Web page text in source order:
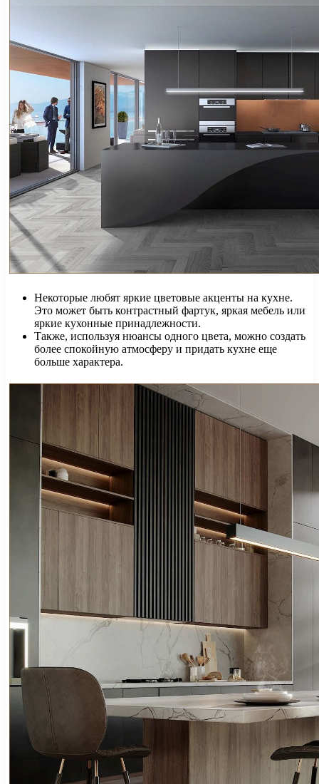
Некоторые любят яркие цветовые акценты на кухне.
Это может быть контрастный фартук, яркая мебель или
яркие кухонные принадлежности.
Также, используя нюансы одного цвета, можно создать
более спокойную атмосферу и придать кухне еще
больше характера.